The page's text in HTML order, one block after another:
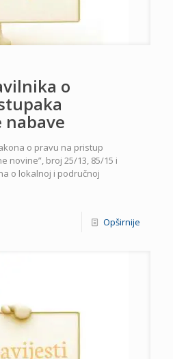
o
nabave
o pravu na pristup
novine”, broj 25/13, 85/15 i
o lokalnoj i područnoj
Opširnije